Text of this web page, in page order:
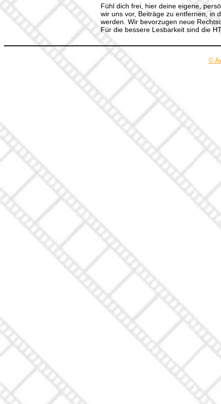
Fühl dich frei, hier deine eigene,
wir uns vor, Beiträge zu entfernen, in
werden. Wir bevorzugen neue
Für die bessere Lesbarkeit sind die
©